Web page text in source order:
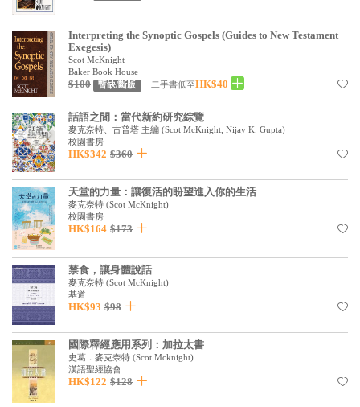
Interpreting the Synoptic Gospels (Guides to New Testament
Exegesis)
Scot McKnight
Baker Book House
$100 暫缺/斷版 二手書低至HK$40
話語之間：當代新約研究綜覽
麥克奈特、古普塔 主編 (Scot McKnight, Nijay K. Gupta)
校園書房
HK$342 $360
天堂的力量：讓復活的盼望進入你的生活
麥克奈特 (Scot McKnight)
校園書房
HK$164 $173
禁食，讓身體說話
麥克奈特 (Scot McKnight)
基道
HK$93 $98
國際釋經應用系列：加拉太書
史葛．麥克奈特 (Scot Mcknight)
漢語聖經協會
HK$122 $128